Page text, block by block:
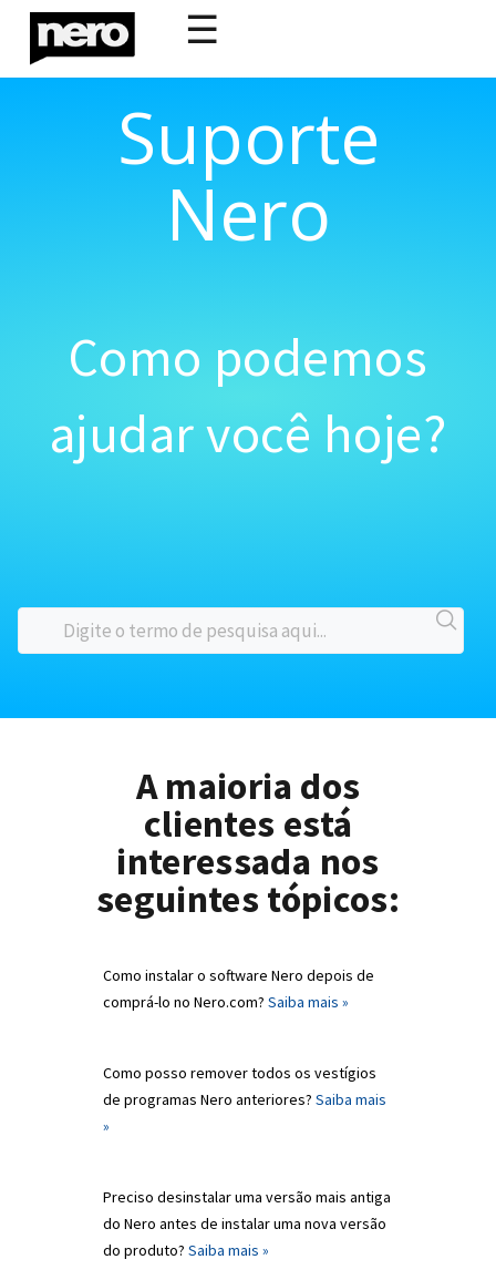
☰
Suporte
Nero
Como podemos
ajudar você hoje?
A maioria dos
clientes está
interessada nos
seguintes tópicos:
Como instalar o software Nero depois de
comprá-lo no Nero.com? Saiba mais »
Como posso remover todos os vestígios
de programas Nero anteriores? Saiba mais
»
Preciso desinstalar uma versão mais antiga
do Nero antes de instalar uma nova versão
do produto? Saiba mais »